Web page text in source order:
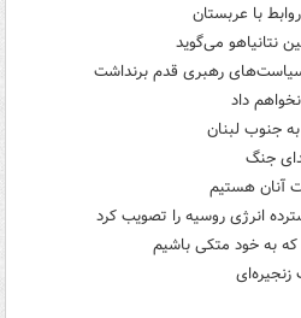
با عربستان
نتانیاهو می‌گوید
رهبری قدم برنداشت
داد
جنوب لبنان
آنان هستیم
انرژی روسیه را تصویب کرد
به خود متکی باشیم